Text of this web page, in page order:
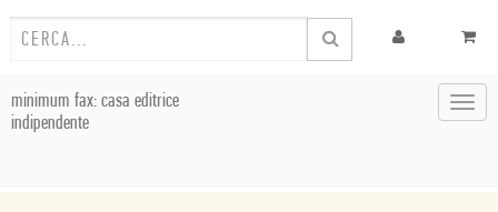
minimum fax: casa editrice
indipendente